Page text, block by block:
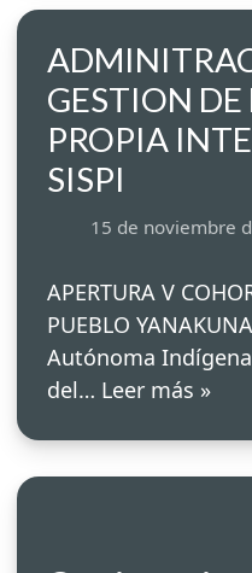
GESTION DE
PROPIA
SISPI
15 de noviembre
APERTURA V
PUEBLO
Autónoma
del… Leer más »